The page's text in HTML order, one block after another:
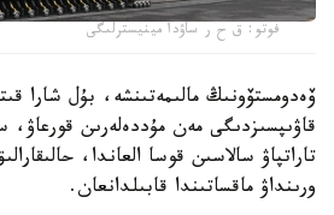
فوتو: ق ح ر ساۋدا مينيسترلىگى
ۆەدومستۆونىڭ مالىمەتىنشە، بۇل شارا
قاۋىپسىزدىگى مەن مۇددەلەرىن
تاراتپاۋ سالاسىن قوسا العاندا،
ورىنداۋ ماقساتىندا قابىلدانعان.